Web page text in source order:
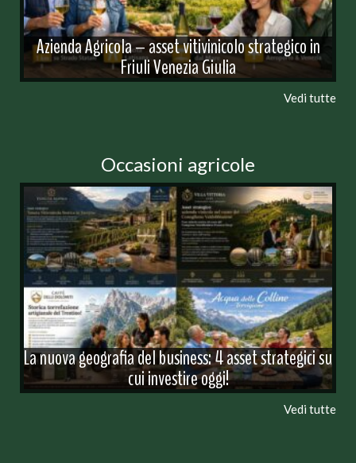
Azienda Agricola – asset vitivinicolo strategico in
Friuli Venezia Giulia
Vedi tutte
Occasioni agricole
La nuova geografia del business: 4 asset strategici su
cui investire oggi!
Vedi tutte